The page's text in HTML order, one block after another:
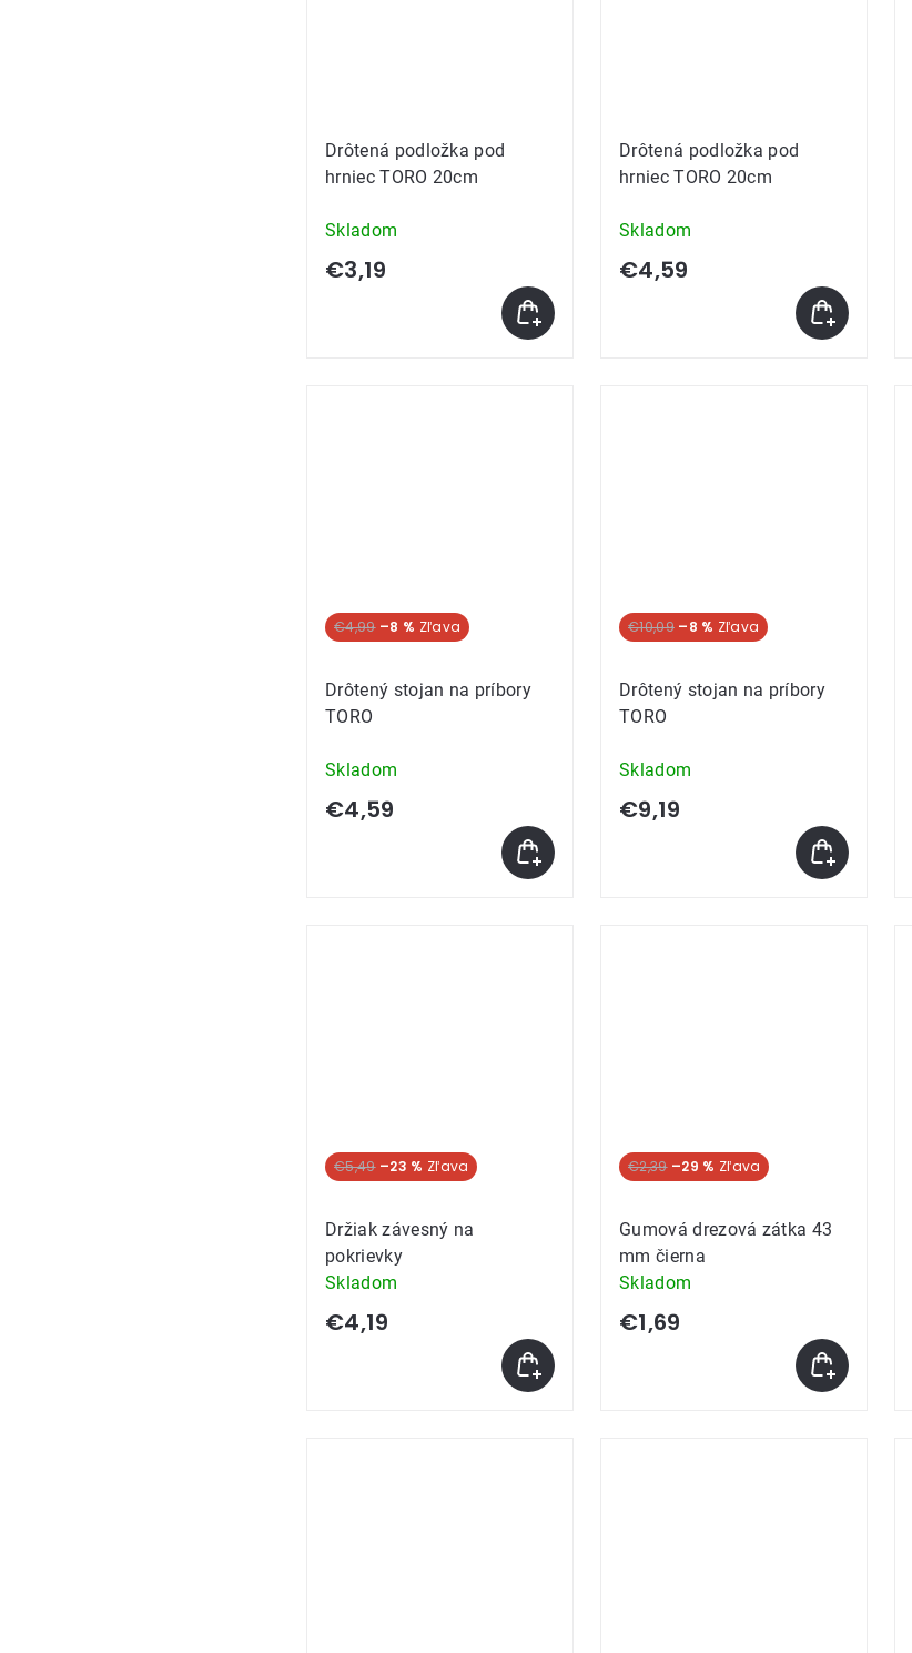
Drôtená podložka pod
hrniec TORO 20cm
Skladom
€3,19
Drôtená podložka pod
hrniec TORO 20cm
Skladom
€4,59
€4,99 –8 %
Drôtený stojan na príbory
TORO
Skladom
€4,59
€10,09 –8 %
Drôtený stojan na príbory
TORO
Skladom
€9,19
€5,49 –23 %
Držiak závesný na
pokrievky
Skladom
€4,19
€2,39 –29 %
Gumová drezová zátka 43
mm čierna
Skladom
€1,69